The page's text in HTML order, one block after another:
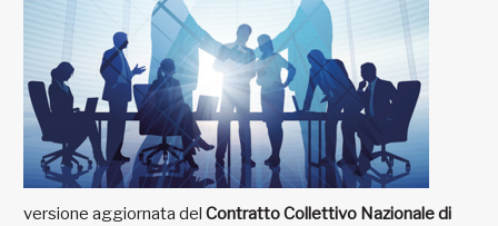
versione aggiornata del Contratto Collettivo Nazionale di